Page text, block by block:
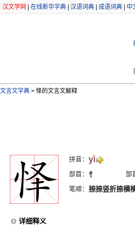
汉文学网 在线新华字典 汉语词典 成语词典 中
文言文字典 > 怿的文言文解释
拼音： yì
部首： 忄 部
笔顺： 捺捺竖折捺横
详细释义